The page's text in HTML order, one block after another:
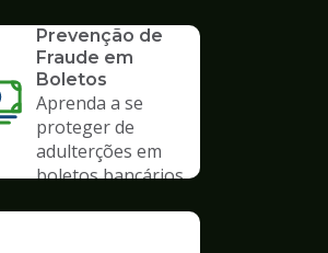
Prevenção de
Fraude em
Boletos
Aprenda a se
proteger de
adulterções em
boletos bancários